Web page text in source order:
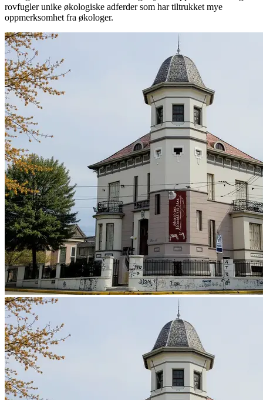
rovfugler unike økologiske adferder som har tiltrukket mye
oppmerksomhet fra økologer.